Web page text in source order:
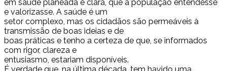
em saúde planeada e clara, que a população entendesse
e valorizasse. A saúde é um
setor complexo, mas os cidadãos são permeáveis à
transmissão de boas ideias e de
boas práticas e tenho a certeza de que, se informados
com rigor, clareza e
entusiasmo, estariam disponíveis.